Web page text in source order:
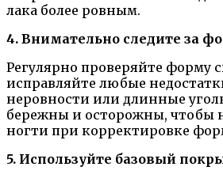
лака более ровным.
4. Внимательно следите за
Регулярно проверяйте форму
исправляйте любые
неровности или длинные
бережны и осторожны, чтобы
ногти при корректировке
5. Используйте базовый